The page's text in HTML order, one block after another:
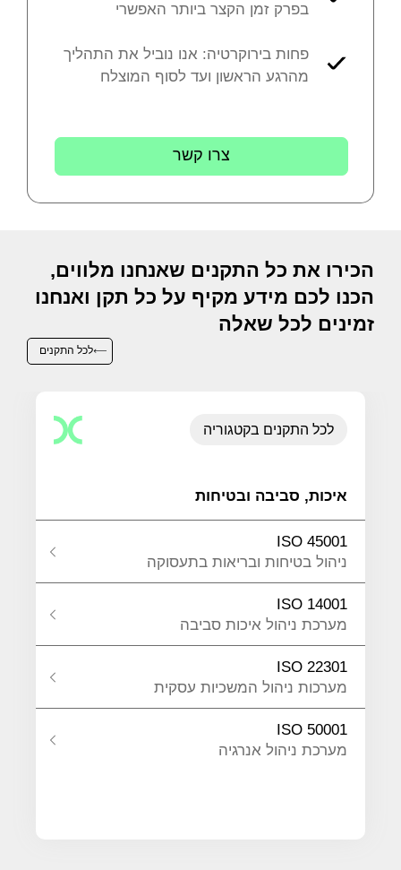
בפרק זמן הקצר ביותר האפשרי
פחות בירוקרטיה: אנו נוביל את התהליך
מהרגע הראשון ועד לסוף המוצלח
צרו קשר
הכירו את כל התקנים שאנחנו מלווים,
הכנו לכם מידע מקיף על כל תקן ואנחנו
זמינים לכל שאלה
לכל התקנים
לכל התקנים בקטגוריה
איכות, סביבה ובטיחות
ISO 45001
ניהול בטיחות ובריאות בתעסוקה
ISO 14001
מערכת ניהול איכות סביבה
ISO 22301
מערכות ניהול המשכיות עסקית
ISO 50001
מערכת ניהול אנרגיה